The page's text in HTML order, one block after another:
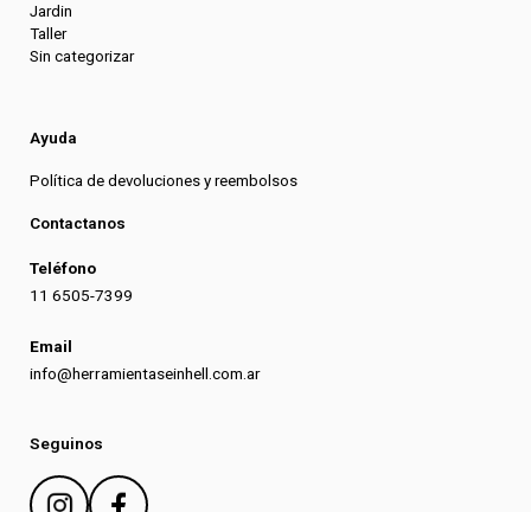
Jardin
Taller
Sin categorizar
Ayuda
Política de devoluciones y reembolsos
Contactanos
Teléfono
11 6505-7399
Email
info@herramientaseinhell.com.ar
Seguinos